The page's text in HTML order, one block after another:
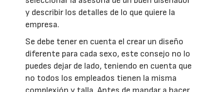
y describir los detalles de lo que quiere la
empresa.
Se debe tener en cuenta el crear un diseño
diferente para cada sexo, este consejo no lo
puedes dejar de lado, teniendo en cuenta que
no todos los empleados tienen la misma